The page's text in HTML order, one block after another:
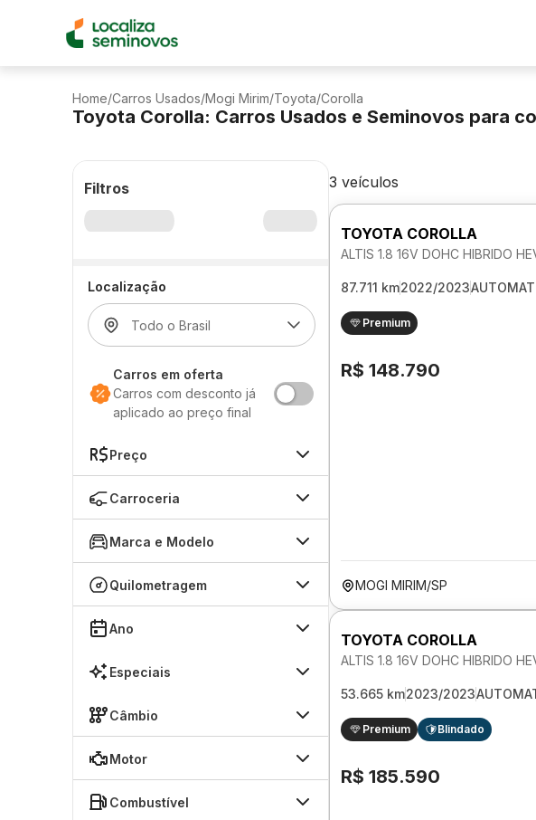
Home/Carros Usados/Mogi Mirim/Toyota/Corolla
Toyota Corolla: Carros Usados e Seminovos para
Filtros
Localização
Carros em oferta
Carros com desconto já
aplicado ao preço final
Preço
Carroceria
Marca e Modelo
Quilometragem
Ano
Especiais
Câmbio
Motor
Combustível
3 veículos
TOYOTA COROLLA
ALTIS 1.8 16V DOHC HIBRIDO
87.711 km2022/2023
Premium
R$ 148.790
MOGI MIRIM/SP
TOYOTA COROLLA
ALTIS 1.8 16V DOHC HIBRIDO
53.665 km2023/2023
Premium Blindado
R$ 185.590